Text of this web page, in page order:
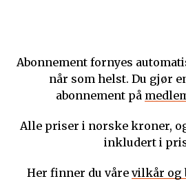
Abonnement fornyes
når som helst. Du gjør
abonnement på
Alle priser i norske kroner,
inkludert i
Her finner du våre vilkår og